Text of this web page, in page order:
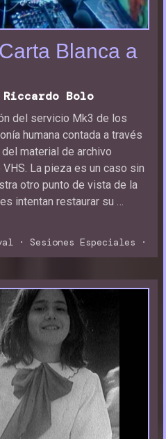
Blanca a
Bolo
del servicio Mk3 de los
humana contada a través
material de archivo
La pieza es un caso sin
otro punto de vista de la
intentan restaurar su …
· Sesiones Especiales ·